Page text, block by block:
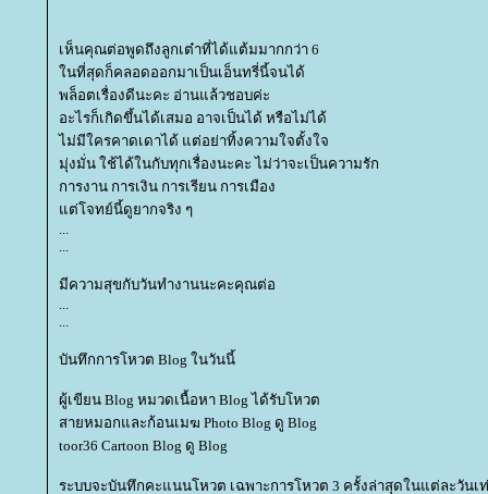
เห็นคุณต่อพูดถึงลูกเต๋าที่ได้แต้มมากกว่า 6
นที่สุดก็คลอดออกมาเป็นเอ็นทรี่นี้จนได้
พล็อตเรื่องดีนะคะ อ่านแล้วชอบค่ะ
อะไรก็เกิดขึ้นได้เสมอ อาจเป็นได้ หรือไม่ได้
ไม่มีใครคาดเดาได้ แต่อย่าทิ้งความใจตั้งใจ
มุ่งมั่น ใช้ได้ในกับทุกเรื่องนะคะ ไม่ว่าจะเป็นความรัก
การงาน การเงิน การเรียน การเมือง
ต่โจทย์นี้ดูยากจริง ๆ
มีความสุขกับวันทำงานนะคะคุณต่อ
บันทึกการโหวต Blog ในวันนี้
ผู้เขียน Blog หมวดเนื้อหา Blog ได้รับโหวต
สายหมอกและก้อนเมฆ Photo Blog ดู Blog
toor36 Cartoon Blog ดู Blog
ระบบจะบันทึกคะแนนโหวต เฉพาะการโหวต 3 ครั้งล่าสุดในแต่ละวันเ